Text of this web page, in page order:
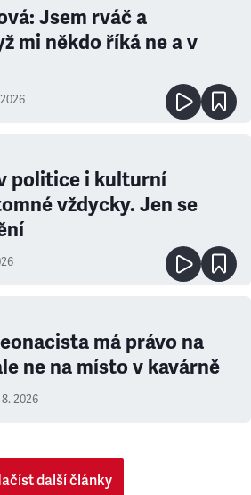
Jsem rváč a
mi někdo říká ne a v
politice i kulturní
vždycky. Jen se
má právo na
ne na místo v kavárně
2026
další články